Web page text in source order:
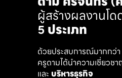
ผู้สร้างผลงานโ
5 ประเภท
ด้วยประสบการณ์มากกว่า
ครูดามได้นำความเชี่ยวช
และ บริหารธุรกิจ